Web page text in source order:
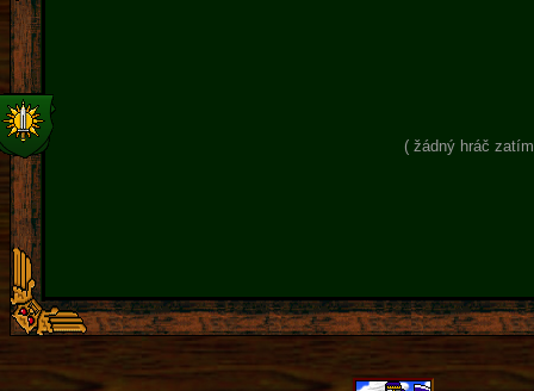
( žádný hráč